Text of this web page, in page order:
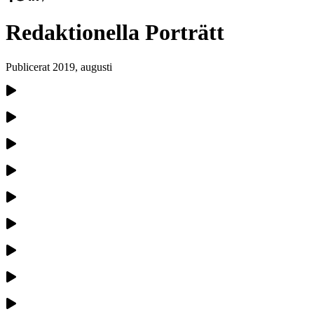
Redaktionella Porträtt
Publicerat 2019, augusti